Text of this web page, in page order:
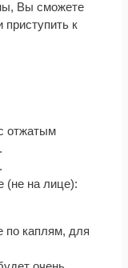
Вы сможете
к
отжатым
(не на лице):
по каплям, для